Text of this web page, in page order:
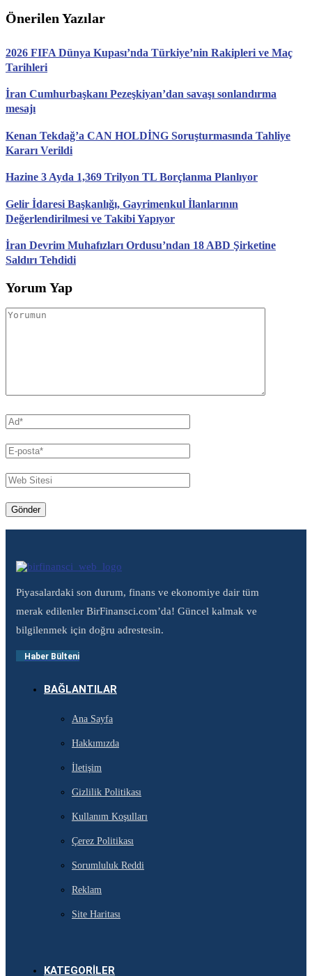
Önerilen Yazılar
2026 FIFA Dünya Kupası’nda Türkiye’nin Rakipleri ve Maç
Tarihleri
İran Cumhurbaşkanı Pezeşkiyan’dan savaşı sonlandırma
mesajı
Kenan Tekdağ’a CAN HOLDİNG Soruşturmasında Tahliye
Kararı Verildi
Hazine 3 Ayda 1,369 Trilyon TL Borçlanma Planlıyor
Gelir İdaresi Başkanlığı, Gayrimenkul İlanlarının
Değerlendirilmesi ve Takibi Yapıyor
İran Devrim Muhafızları Ordusu’ndan 18 ABD Şirketine
Saldırı Tehdidi
Yorum Yap
Piyasalardaki son durum, finans ve ekonomiye dair tüm
merak edilenler BirFinansci.com’da! Güncel kalmak ve
bilgilenmek için doğru adrestesin.
Haber Bülteni
BAĞLANTILAR
Ana Sayfa
Hakkımızda
İletişim
Gizlilik Politikası
Kullanım Koşulları
Çerez Politikası
Sorumluluk Reddi
Reklam
Site Haritası
KATEGORILER